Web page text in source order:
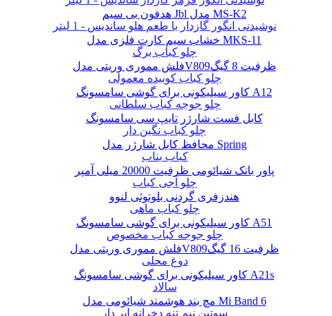
نوشیدنی انگور گازدار با طعم هلو ساندیس - 1 لیتر
چلو کباب برگ
چلو کباب کوبیده معمولی
چلو جوجه کباب سلطانی
چلو کباب نگین دار
کباب بناب
چلو آجی کباب
چلو کباب ماهی
چلو جوجه کباب مخصوص
دوغ محلی
سالاد
سوتین نیم تنه دخرانه ابر دار
هدفون بی سیم Jbl مدل MS-K2
خشاب سیم کارت فلزی مدل MKS-11
فلش مموری وریتی مدلV809ظرفیت 8 گیگ
کاور سیلیکونی برای گوشی سامسونگ A12
کابل فست شارژر تایپ سی سامسونگ
محافظ کابل شارژر مدل Spring
پاور بانک شیائومی ظرفیت 20000 میلی آمپر
هندزفری گردنی بلوتوثی لنوو
کاور سیلیکونی برای گوشی سامسونگ A51
فلش مموری وریتی مدلV809ظرفیت 16 گیگ
کاور سیلیکونی برای گوشی سامسونگ A21s
مچ بند هوشمند شیائومی مدل Mi Band 6